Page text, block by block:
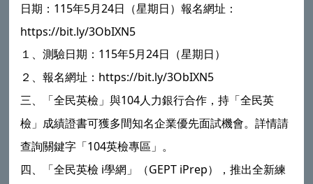
日期： 115年5月 24日（星期日）報名網址：
https://bit.ly/3ObIXN5
１、測驗日期： 115年5月 24日（星期日）
２、報名網址： https://bit.ly/3ObIXN5
三、「全民英檢」與104人力銀行合作，持「全民英
檢」成績證書可獲多間知名企業優先面試機會。詳情請
查詢關鍵字「 104英檢專區」。
四、「全民英檢 i學網」（GEPT iPrep），推出全新練